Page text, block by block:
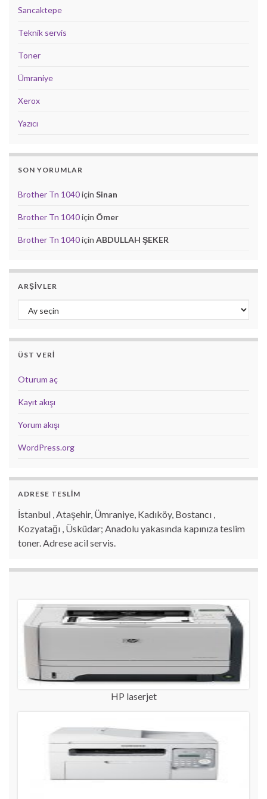
Sancaktepe
Teknik servis
Toner
Ümraniye
Xerox
Yazıcı
SON YORUMLAR
Brother Tn 1040için Sinan
Brother Tn 1040için Ömer
Brother Tn 1040için ABDULLAH ŞEKER
ARŞIVLER
Arşivler
ÜST VERI
Oturum aç
Kayıt akışı
Yorum akışı
WordPress.org
ADRESE TESLİM
İstanbul , Ataşehir, Ümraniye, Kadıköy, Bostancı ,
Kozyatağı , Üsküdar; Anadolu yakasında kapınıza teslim
toner. Adrese acil servis.
HP laserjet